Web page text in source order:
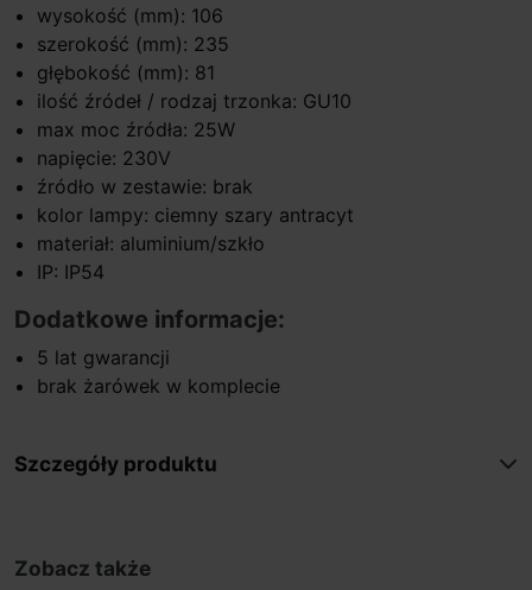
wysokość (mm): 106
szerokość (mm): 235
głębokość (mm): 81
ilość źródeł / rodzaj trzonka: GU10
max moc źródła: 25W
napięcie: 230V
źródło w zestawie: brak
kolor lampy: ciemny szary antracyt
materiał: aluminium/szkło
IP: IP54
Dodatkowe informacje:
5 lat gwarancji
brak żarówek w komplecie
Szczegóły produktu
Zobacz także